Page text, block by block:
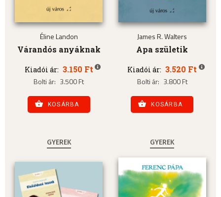
Éline Landon
Várandós anyáknak
Kiadói ár: 3.150 Ft
Bolti ár: 3.500 Ft
KOSÁRBA
James R. Walters
Apa születik
Kiadói ár: 3.520 Ft
Bolti ár: 3.800 Ft
KOSÁRBA
GYEREK GYEREK